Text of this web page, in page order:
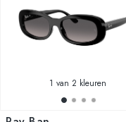
1 van 2 kleuren